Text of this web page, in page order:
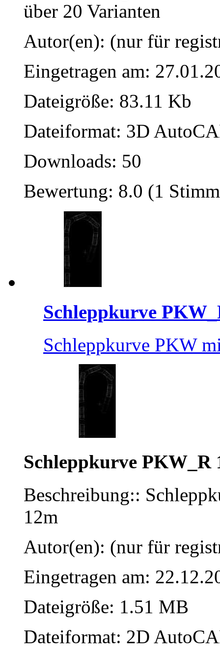
über 20 Varianten
Autor(en): (nur für
Eingetragen am:
Dateigröße: 83.11 Kb
Dateiformat: 3D
Downloads: 50
Bewertung: 8.0 (1
Schleppkurve
Schleppkurve PKW
Schleppkurve PKW_R
Beschreibung::
12m
Autor(en): (nur für
Eingetragen am:
Dateigröße: 1.51 MB
Dateiformat: 2D